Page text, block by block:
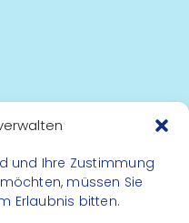
und Ihre Zustimmung
müssen Sie
Erlaubnis bitten.